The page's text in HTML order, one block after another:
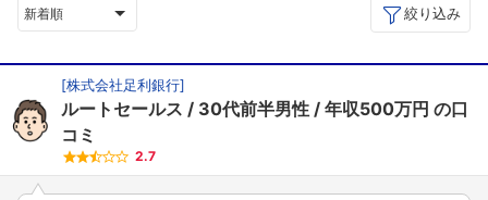
新着順 絞り込み
[株式会社足利銀行]
ルートセールス 30代前半男性 年収500万円 の口
コミ
2.7